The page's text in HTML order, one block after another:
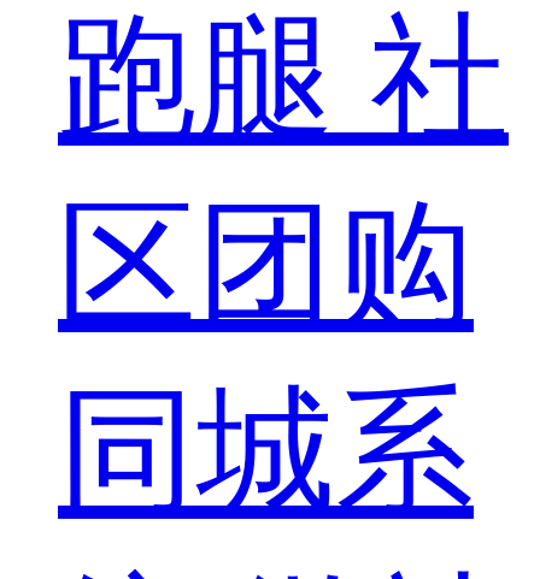
跑腿 社
区团购
同城系